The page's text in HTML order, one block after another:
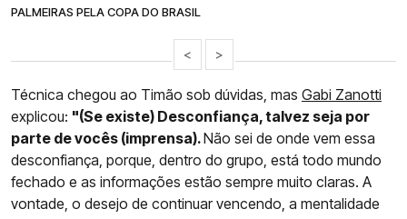
PALMEIRAS PELA COPA DO BRASIL
< >
Técnica chegou ao Timão sob dúvidas, mas Gabi Zanotti
explicou: "(Se existe) Desconfiança, talvez seja por
parte de vocês (imprensa).Não sei de onde vem essa
desconfiança, porque, dentro do grupo, está todo mundo
fechado e as informações estão sempre muito claras. A
vontade, o desejo de continuar vencendo, a mentalidade